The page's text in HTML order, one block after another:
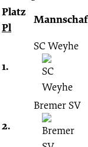
20.
Spieltag
18.03.2000
-
Platz
Pl
1.
SC Weyhe
2.
Bremer SV